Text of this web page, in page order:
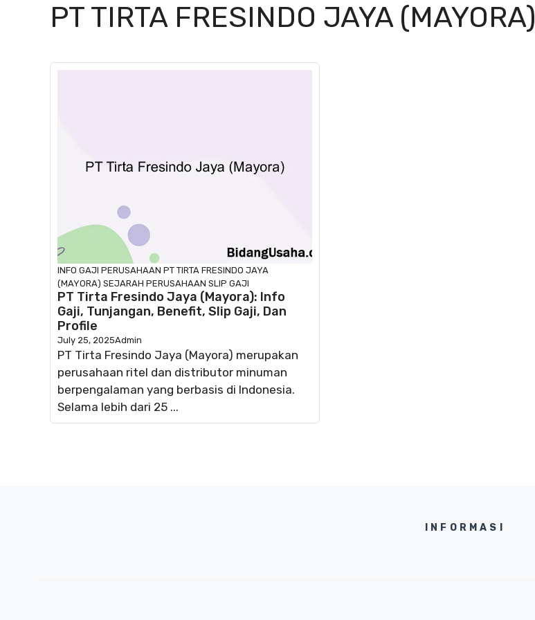
PT TIRTA FRESINDO JAYA (MAYORA)
INFO GAJI PERUSAHAAN PT TIRTA FRESINDO JAYA
(MAYORA) SEJARAH PERUSAHAAN SLIP GAJI
PT Tirta Fresindo Jaya (Mayora): Info
Gaji, Tunjangan, Benefit, Slip Gaji, Dan
Profile
July 25, 2025Admin
PT Tirta Fresindo Jaya (Mayora) merupakan
perusahaan ritel dan distributor minuman
berpengalaman yang berbasis di Indonesia.
Selama lebih dari 25 ...
INFORMASI